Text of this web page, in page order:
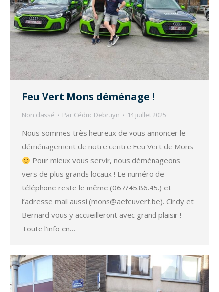
Feu Vert Mons déménage !
Non classé Par Cédric Debruyn 14 juillet 2025
Nous sommes très heureux de vous annoncer le
déménagement de notre centre Feu Vert de Mons
Pour mieux vous servir, nous déménageons
vers de plus grands locaux ! Le numéro de
téléphone reste le même (067/45.86.45.) et
l’adresse mail aussi (mons@aefeuvert.be). Cindy et
Bernard vous y accueilleront avec grand plaisir !
Toute l’info en…